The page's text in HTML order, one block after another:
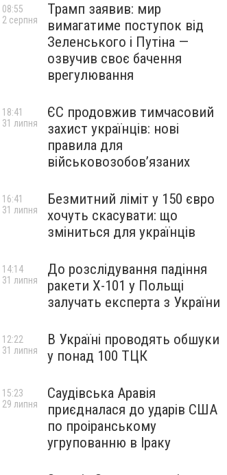
Трамп заявив: мир
вимагатиме поступок від
Зеленського і Путіна —
озвучив своє бачення
врегулювання
08:55
2 серпня
ЄС продовжив тимчасовий
захист українців: нові
правила для
військовозобов’язаних
18:41
31 липня
Безмитний ліміт у 150 євро
хочуть скасувати: що
зміниться для українців
16:41
31 липня
До розслідування падіння
ракети Х-101 у Польщі
залучать експерта з України
14:14
31 липня
В Україні проводять обшуки
у понад 100 ТЦК
12:22
31 липня
Саудівська Аравія
приєдналася до ударів США
по проіранському
угрупованню в Іраку
15:23
29 липня